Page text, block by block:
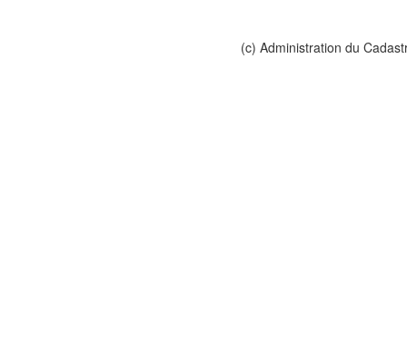
(c) Administration du